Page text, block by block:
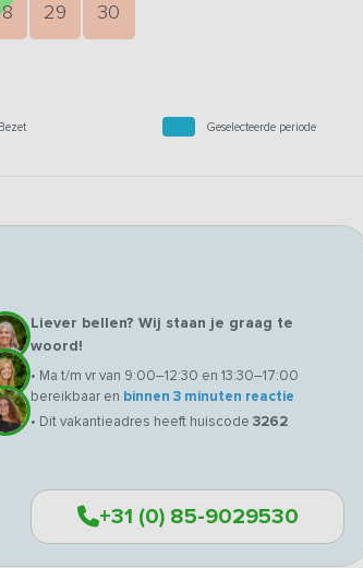
29 30
Bezet Geselecteerde periode
Liever bellen? Wij staan je graag te
woord!
• Ma t/m vr van 9:00–12:30 en 13:30–17:00
bereikbaar en binnen 3 minuten reactie
• Dit vakantieadres heeft huiscode 3262
+31 (0) 85-9029530